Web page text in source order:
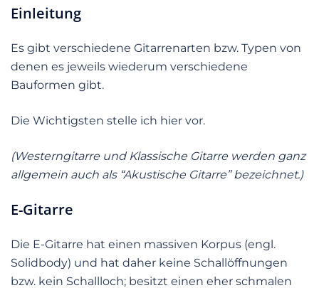
Einleitung
Es gibt verschiedene Gitarrenarten bzw. Typen von
denen es jeweils wiederum verschiedene
Bauformen gibt.
Die Wichtigsten stelle ich hier vor.
(Westerngitarre und Klassische Gitarre werden ganz
allgemein auch als “Akustische Gitarre” bezeichnet.)
E-Gitarre
Die E-Gitarre hat einen massiven Korpus (engl.
Solidbody) und hat daher keine Schallöffnungen
bzw. kein Schallloch; besitzt einen eher schmalen